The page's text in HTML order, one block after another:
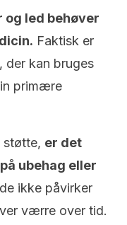
led behøver
Faktisk er
der kan bruges
primære
støtte, er det
ubehag eller
ikke påvirker
værre over tid.